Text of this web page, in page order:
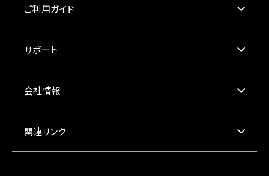
ご利用ガイド
サポート
会社情報
関連リンク